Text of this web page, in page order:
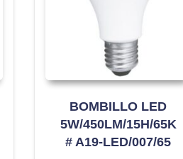
BOMBILLO LED
5W/450LM/15H/65K
# A19-LED/007/65